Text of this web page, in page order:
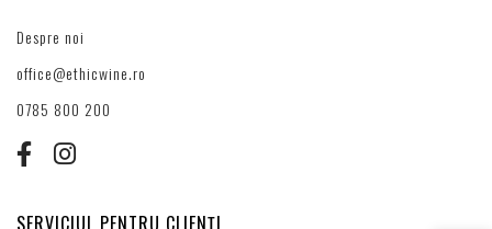
Despre noi
office@ethicwine.ro
0785 800 200
SERVICIUL PENTRU CLIENȚI